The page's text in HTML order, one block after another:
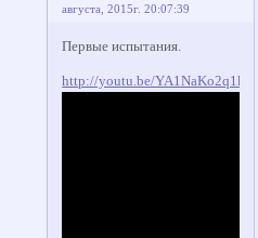
августа, 2015г. 20:07:39
Первые испытания.
http://youtu.be/YA1NaKo2q1k